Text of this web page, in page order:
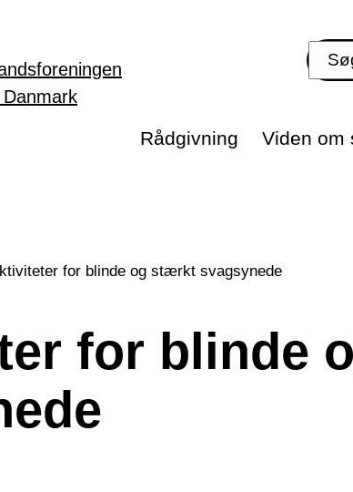
Rådgivning Viden om
for blinde og stærkt svagsynede
for blinde